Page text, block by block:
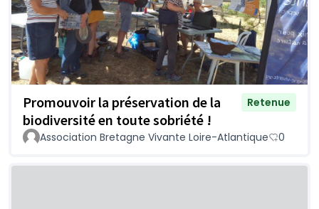
Promouvoir la préservation de la
biodiversité en toute sobriété !
Retenue
Association Bretagne Vivante Loire-Atlantique 0